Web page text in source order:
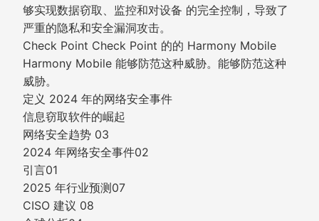
够实现数据窃取、监控和对设备 的完全控制，导致了
严重的隐私和安全漏洞攻击。
Check Point Check Point 的的 Harmony Mobile
Harmony Mobile 能够防范这种威胁。能够防范这种
威胁。
定义 2024 年的网络安全事件
信息窃取软件的崛起
网络安全趋势 03
2024 年网络安全事件02
引言01
2025 年行业预测07
CISO 建议 08